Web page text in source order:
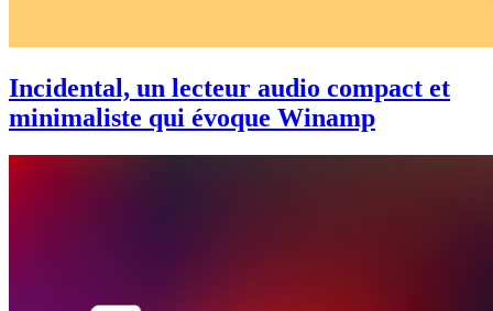
Incidental, un lecteur audio compact et
minimaliste qui évoque Winamp